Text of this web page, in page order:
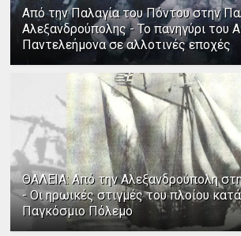
Από την Παλαγία του Πόντου στην
Αλεξανδρούπολης - Το πανηγύρι του
Παντελεήμονα σε αλλοτινές εποχές
ΘΑΛΕΙΑ: Από την Αλεξανδρούπολη
- Οι ηρωικές στιγμές του πλοίου
Παγκόσμιο Πόλεμο